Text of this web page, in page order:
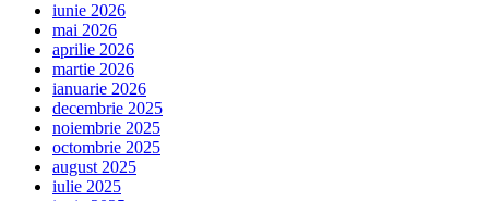
iunie 2026
mai 2026
aprilie 2026
martie 2026
ianuarie 2026
decembrie 2025
noiembrie 2025
octombrie 2025
august 2025
iulie 2025